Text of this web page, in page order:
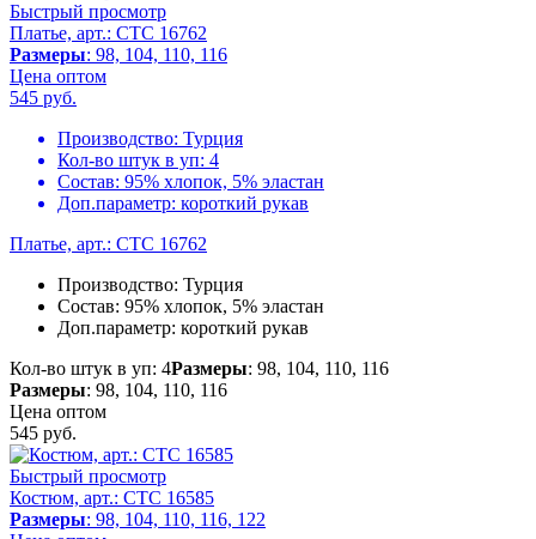
Быстрый просмотр
Платье, арт.: CTC 16762
Размеры: 98, 104, 110, 116
Цена оптом
545 руб.
Производство: Турция
Кол-во штук в уп: 4
Состав: 95% хлопок, 5% эластан
Доп.параметр: короткий рукав
Платье, арт.: CTC 16762
Производство: Турция
Состав: 95% хлопок, 5% эластан
Доп.параметр: короткий рукав
Кол-во штук в уп: 4Размеры: 98, 104, 110, 116
Размеры: 98, 104, 110, 116
Цена оптом
545 руб.
Быстрый просмотр
Костюм, арт.: CTC 16585
Размеры: 98, 104, 110, 116, 122